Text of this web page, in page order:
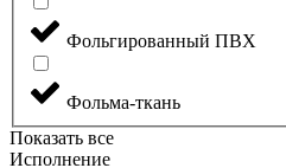
Фольгированный ПВХ
Фольма-ткань
Показать все
Исполнение